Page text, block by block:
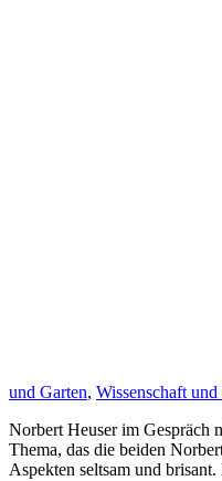
und Garten, Wissenschaft
Norbert Heuser im Gespräch
Thema, das die beiden
Aspekten seltsam und